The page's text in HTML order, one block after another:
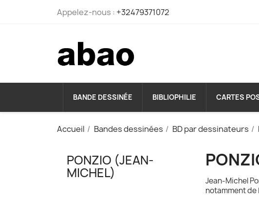
Appelez-nous : +32479371072
BANDE DESSINÉE BIBLIOPHILIE CARTES
Accueil Bandes dessinées BD par dessinateurs
PONZIO (JEAN-
MICHEL)
Jean-Michel
notamment de